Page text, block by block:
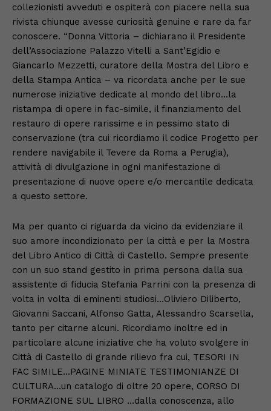
collezionisti avveduti e ospiterà con piacere nella sua
rivista chiunque avesse curiosità genuine e rare da far
conoscere. “Donna Vittoria – dichiarano il Presidente
dell’Associazione Palazzo Vitelli a Sant’Egidio e
Giancarlo Mezzetti, curatore della Mostra del Libro e
della Stampa Antica – va ricordata anche per le sue
numerose iniziative dedicate al mondo del libro…la
ristampa di opere in fac-simile, il finanziamento del
restauro di opere rarissime e in pessimo stato di
conservazione (tra cui ricordiamo il codice Progetto per
rendere navigabile il Tevere da Roma a Perugia),
attività di divulgazione in ogni manifestazione di
presentazione di nuove opere e/o mercantile dedicata
a questo settore.
Ma per quanto ci riguarda da vicino da evidenziare il
suo amore incondizionato per la città e per la Mostra
del Libro Antico di Città di Castello. Sempre presente
con un suo stand gestito in prima persona dalla sua
assistente di fiducia Stefania Parrini con la presenza di
volta in volta di eminenti studiosi…Oliviero Diliberto,
Giovanni Saccani, Alfonso Gatta, Alessandro Scarsella,
tanto per citarne alcuni. Ricordiamo inoltre ed in
particolare alcune iniziative che ha voluto svolgere in
Città di Castello di grande rilievo fra cui, TESORI IN
FAC SIMILE…PAGINE MINIATE TESTIMONIANZE DI
CULTURA…un catalogo di oltre 20 opere, CORSO DI
FORMAZIONE SUL LIBRO …dalla conoscenza, allo